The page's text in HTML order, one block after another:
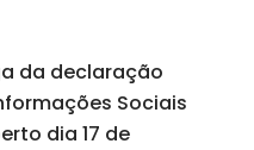
da declaração
Sociais
dia 17 de